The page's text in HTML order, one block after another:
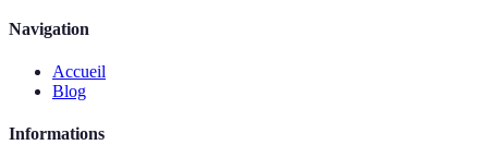
Navigation
Accueil
Blog
Informations